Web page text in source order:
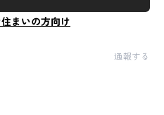
まいの方向け
通報する